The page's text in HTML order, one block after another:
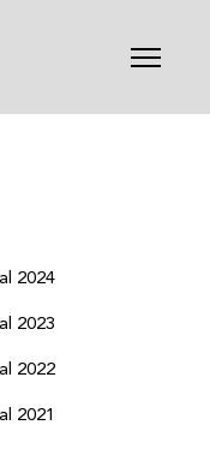
2024
2023
2022
2021